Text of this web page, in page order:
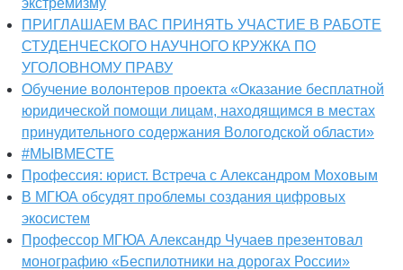
экстремизму
ПРИГЛАШАЕМ ВАС ПРИНЯТЬ УЧАСТИЕ В РАБОТЕ
СТУДЕНЧЕСКОГО НАУЧНОГО КРУЖКА ПО
УГОЛОВНОМУ ПРАВУ
Обучение волонтеров проекта «Оказание бесплатной
юридической помощи лицам, находящимся в местах
принудительного содержания Вологодской области»
#МЫВМЕСТЕ
Профессия: юрист. Встреча с Александром Моховым
В МГЮА обсудят проблемы создания цифровых
экосистем
Профессор МГЮА Александр Чучаев презентовал
монографию «Беспилотники на дорогах России»